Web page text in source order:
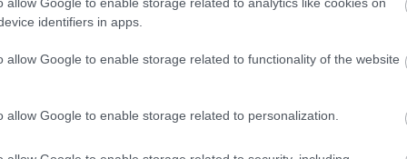
identifiers in apps.
allow Google to enable storage related to functionality of the website
allow Google to enable storage related to personalization.
Greece&Cyprus&Southern Mediterranean&
Medical
ολοκληρωμένο χαρτοφυλάκιο, η Bayer επιβεβαιώνει
το μέλλον της φροντίδας ασθενών με καρδιακή